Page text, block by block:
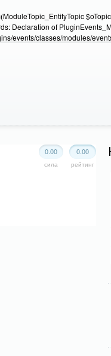
Declaration of
events/classes/modules/
0.00
рейтинг
0.00
сила